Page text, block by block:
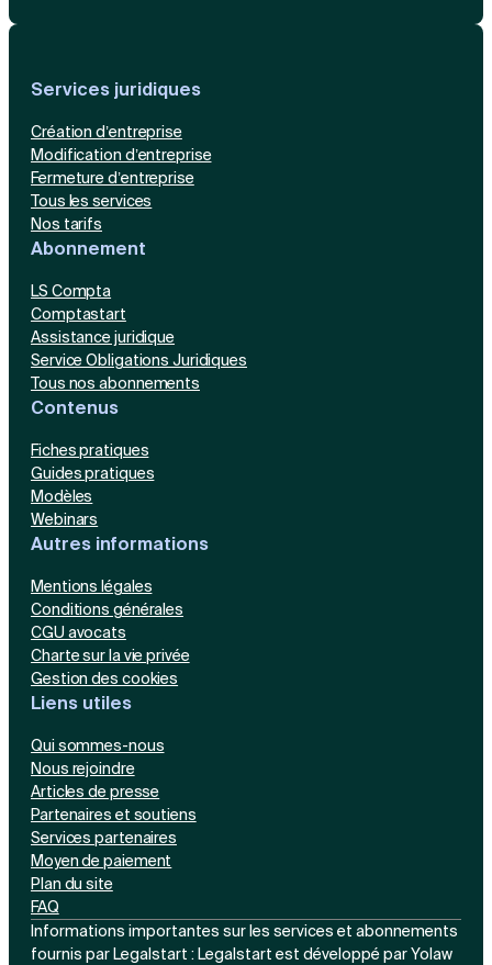
Services juridiques
Création d’entreprise
Modification d’entreprise
Fermeture d’entreprise
Tous les services
Nos tarifs
Abonnement
LS Compta
Comptastart
Assistance juridique
Service Obligations Juridiques
Tous nos abonnements
Contenus
Fiches pratiques
Guides pratiques
Modèles
Webinars
Autres informations
Mentions légales
Conditions générales
CGU avocats
Charte sur la vie privée
Gestion des cookies
Liens utiles
Qui sommes-nous
Nous rejoindre
Articles de presse
Partenaires et soutiens
Services partenaires
Moyen de paiement
Plan du site
FAQ
Informations importantes sur les services et abonnements
fournis par Legalstart : Legalstart est développé par Yolaw